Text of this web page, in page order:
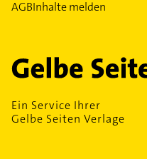
AGBInhalte melden
Ein Service Ihrer
Gelbe Seiten Verlage